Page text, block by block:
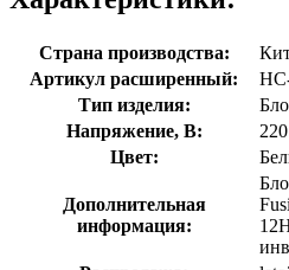
Страна производства:
Артикул расширенный:
Тип изделия:
Напряжение, В:
220
Цвет:
Дополнительная
информация: